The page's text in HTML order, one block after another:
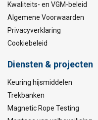
Kwaliteits- en VGM-beleid
Algemene Voorwaarden
Privacyverklaring
Cookiebeleid
Diensten & projecten
Keuring hijsmiddelen
Trekbanken
Magnetic Rope Testing